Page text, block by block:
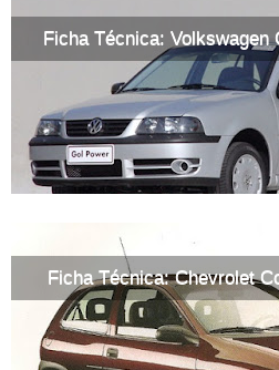
Ficha Técnica: Volkswagen
Ficha Técnica: Chevrolet